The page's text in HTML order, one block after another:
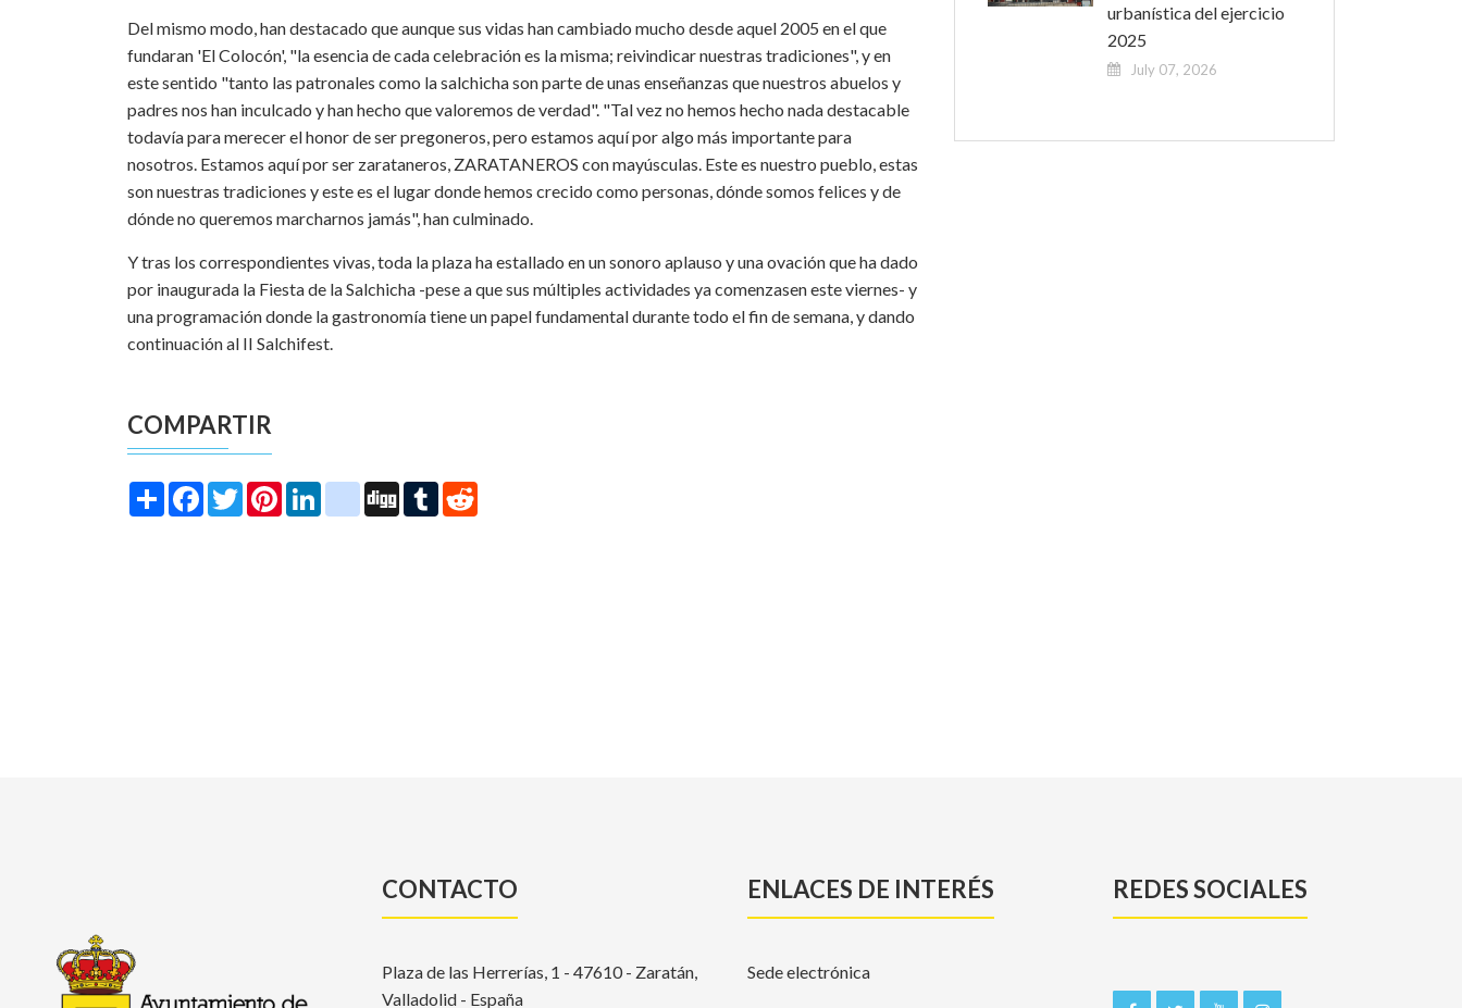
Del mismo modo, han destacado que aunque sus vidas han cambiado mucho desde aquel 2005 en el que
fundaran 'El Colocón', "la esencia de cada celebración es la misma; reivindicar nuestras tradiciones", y en
este sentido "tanto las patronales como la salchicha son parte de unas enseñanzas que nuestros abuelos y
padres nos han inculcado y han hecho que valoremos de verdad". "Tal vez no hemos hecho nada destacable
todavía para merecer el honor de ser pregoneros, pero estamos aquí por algo más importante para
nosotros. Estamos aquí por ser zarataneros, ZARATANEROS con mayúsculas. Este es nuestro pueblo, estas
son nuestras tradiciones y este es el lugar donde hemos crecido como personas, dónde somos felices y de
dónde no queremos marcharnos jamás", han culminado.
Y tras los correspondientes vivas, toda la plaza ha estallado en un sonoro aplauso y una ovación que ha dado
por inaugurada la Fiesta de la Salchicha -pese a que sus múltiples actividades ya comenzasen este viernes- y
una programación donde la gastronomía tiene un papel fundamental durante todo el fin de semana, y dando
continuación al II Salchifest.
COMPARTIR
Share Facebook
TwitterPinterestLinkedIninstagram
Digg Tumblr
urbanística del ejercicio
2025
July 07, 2026
CONTACTO
Plaza de las Herrerías, 1 - 47610 - Zaratán,
Valladolid - España
ENLACES DE INTERÉS
Sede electrónica
REDES SOCIALES